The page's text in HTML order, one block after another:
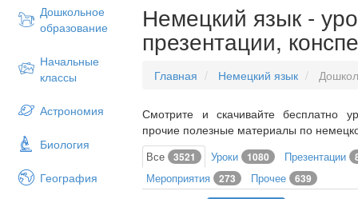
Дошкольное
образование
Начальные
классы
Астрономия
Биология
География
Немецкий язык -
презентации,
Главная Немецкий язык
Смотрите и скачивайте бесплатно
прочие полезные материалы по
Все 3521 Уроки 1080 Презентации
Мероприятия 273 Прочее 639